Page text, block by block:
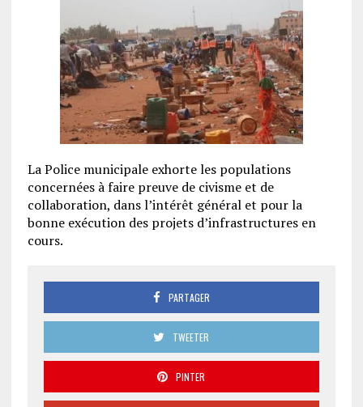
La Police municipale exhorte les populations
concernées à faire preuve de civisme et de
collaboration, dans l’intérêt général et pour la
bonne exécution des projets d’infrastructures en
cours.
PARTAGER
TWEETER
PINTER